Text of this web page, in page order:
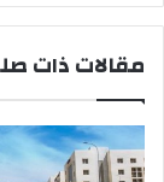
مقالات ذات